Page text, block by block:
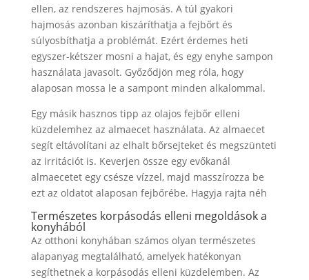
ellen, az rendszeres hajmosás. A túl gyakori
hajmosás azonban kiszáríthatja a fejbőrt és
súlyosbíthatja a problémát. Ezért érdemes heti
egyszer-kétszer mosni a hajat, és egy enyhe sampon
használata javasolt. Győződjön meg róla, hogy
alaposan mossa le a sampont minden alkalommal.
Egy másik hasznos tipp az olajos fejbőr elleni
küzdelemhez az almaecet használata. Az almaecet
segít eltávolítani az elhalt bőrsejteket és megszünteti
az irritációt is. Keverjen össze egy evőkanál
almaecetet egy csésze vízzel, majd masszírozza be
ezt az oldatot alaposan fejbőrébe. Hagyja rajta néh
Természetes korpásodás elleni megoldások a
konyhából
Az otthoni konyhában számos olyan természetes
alapanyag megtalálható, amelyek hatékonyan
segíthetnek a korpásodás elleni küzdelemben. Az